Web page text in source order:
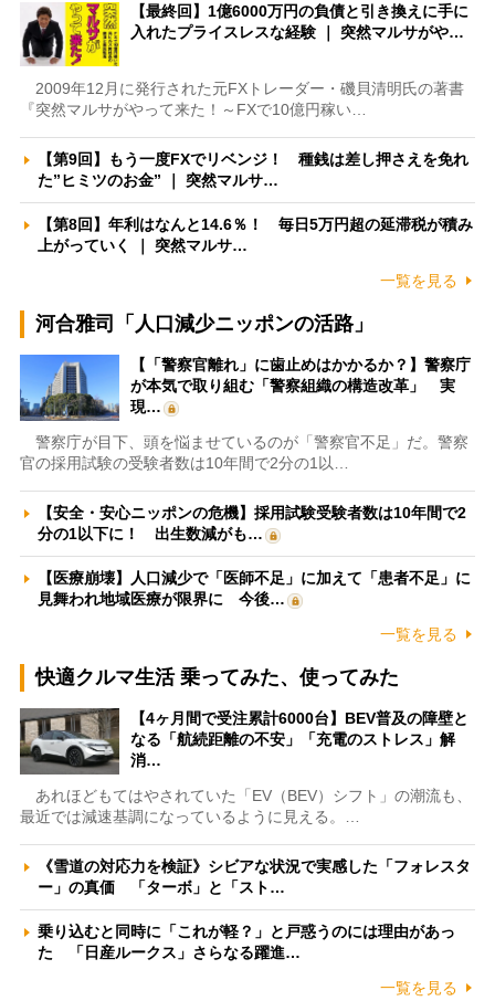
【最終回】1億6000万円の負債と引き換えに手に
入れたプライスレスな経験 ｜ 突然マルサがや…
2009年12月に発行された元FXトレーダー・磯貝清明氏の著書
『突然マルサがやって来た！～FXで10億円稼い…
【第9回】もう一度FXでリベンジ！ 種銭は差し押さえを免れ
た”ヒミツのお金” ｜ 突然マルサ…
【第8回】年利はなんと14.6％！ 毎日5万円超の延滞税が積み
上がっていく ｜ 突然マルサ…
一覧を見る
河合雅司「人口減少ニッポンの活路」
【「警察官離れ」に歯止めはかかるか？】警察庁
が本気で取り組む「警察組織の構造改革」 実
現…
警察庁が目下、頭を悩ませているのが「警察官不足」だ。警察
官の採用試験の受験者数は10年間で2分の1以…
【安全・安心ニッポンの危機】採用試験受験者数は10年間で2
分の1以下に！ 出生数減がも…
【医療崩壊】人口減少で「医師不足」に加えて「患者不足」に
見舞われ地域医療が限界に 今後…
一覧を見る
快適クルマ生活 乗ってみた、使ってみた
【4ヶ月間で受注累計6000台】BEV普及の障壁と
なる「航続距離の不安」「充電のストレス」解
消…
あれほどもてはやされていた「EV（BEV）シフト」の潮流も、
最近では減速基調になっているように見える。…
《雪道の対応力を検証》シビアな状況で実感した「フォレスタ
ー」の真価 「ターボ」と「スト…
乗り込むと同時に「これが軽？」と戸惑うのには理由があっ
た 「日産ルークス」さらなる躍進…
一覧を見る